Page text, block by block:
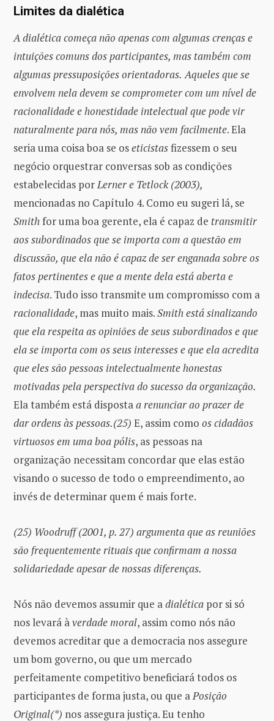
Limites da dialética
A dialética começa não apenas com algumas crenças e
intuições comuns dos participantes, mas também com
algumas pressuposições orientadoras. Aqueles que se
envolvem nela devem se comprometer com um nível de
racionalidade e honestidade intelectual que pode vir
naturalmente para nós, mas não vem facilmente. Ela
seria uma coisa boa se oseticistasfizessem o seu
negócio orquestrar conversas sob as condições
estabelecidas porLerner e Tetlock (2003),
mencionadas no Capítulo 4. Como eu sugeri lá, se
Smithfor uma boa gerente, ela é capaz de transmitir
aos subordinados que se importa com a questão em
discussão, que ela não é capaz de ser enganada sobre os
fatos pertinentes e que a mente dela está aberta e
indecisa. Tudo isso transmite um compromisso com a
racionalidade, mas muito mais.Smith está sinalizando
que ela respeita as opiniões de seus subordinados e que
ela se importa com os seus interesses e que ela acredita
que eles são pessoas intelectualmente honestas
motivadas pela perspectiva do sucesso da organização.
Ela também está dispostaa renunciar ao prazer de
dar ordens às pessoas.(25) E, assim como os cidadãos
virtuosos em uma boa pólis, as pessoas na
organização necessitam concordar que elas estão
visando o sucesso de todo o empreendimento, ao
invés de determinar quem é mais forte.
(25) Woodruff (2001, p. 27) argumenta que as reuniões
são frequentemente rituais que confirmam a nossa
solidariedade apesar de nossas diferenças.
Nós não devemos assumir que adialética por si só
nos levará àverdade moral, assim como nós não
devemos acreditar que a democracia nos assegure
um bom governo, ou que um mercado
perfeitamente competitivo beneficiará todos os
participantes de forma justa, ou que aPosição
Original(*) nos assegura justiça. Eu tenho